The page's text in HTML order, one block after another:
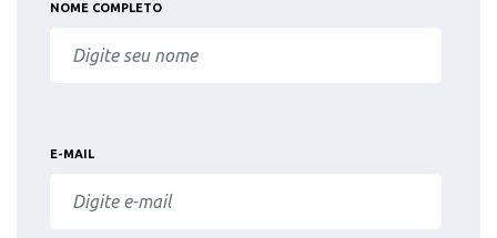
NOME COMPLETO
E-MAIL